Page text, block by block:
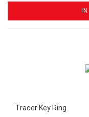
Tracer Key Ring